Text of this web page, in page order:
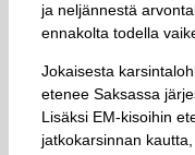
ja neljännestä
ennakolta todella
Jokaisesta
etenee Saksassa
Lisäksi EM-kisoihin
jatkokarsinnan